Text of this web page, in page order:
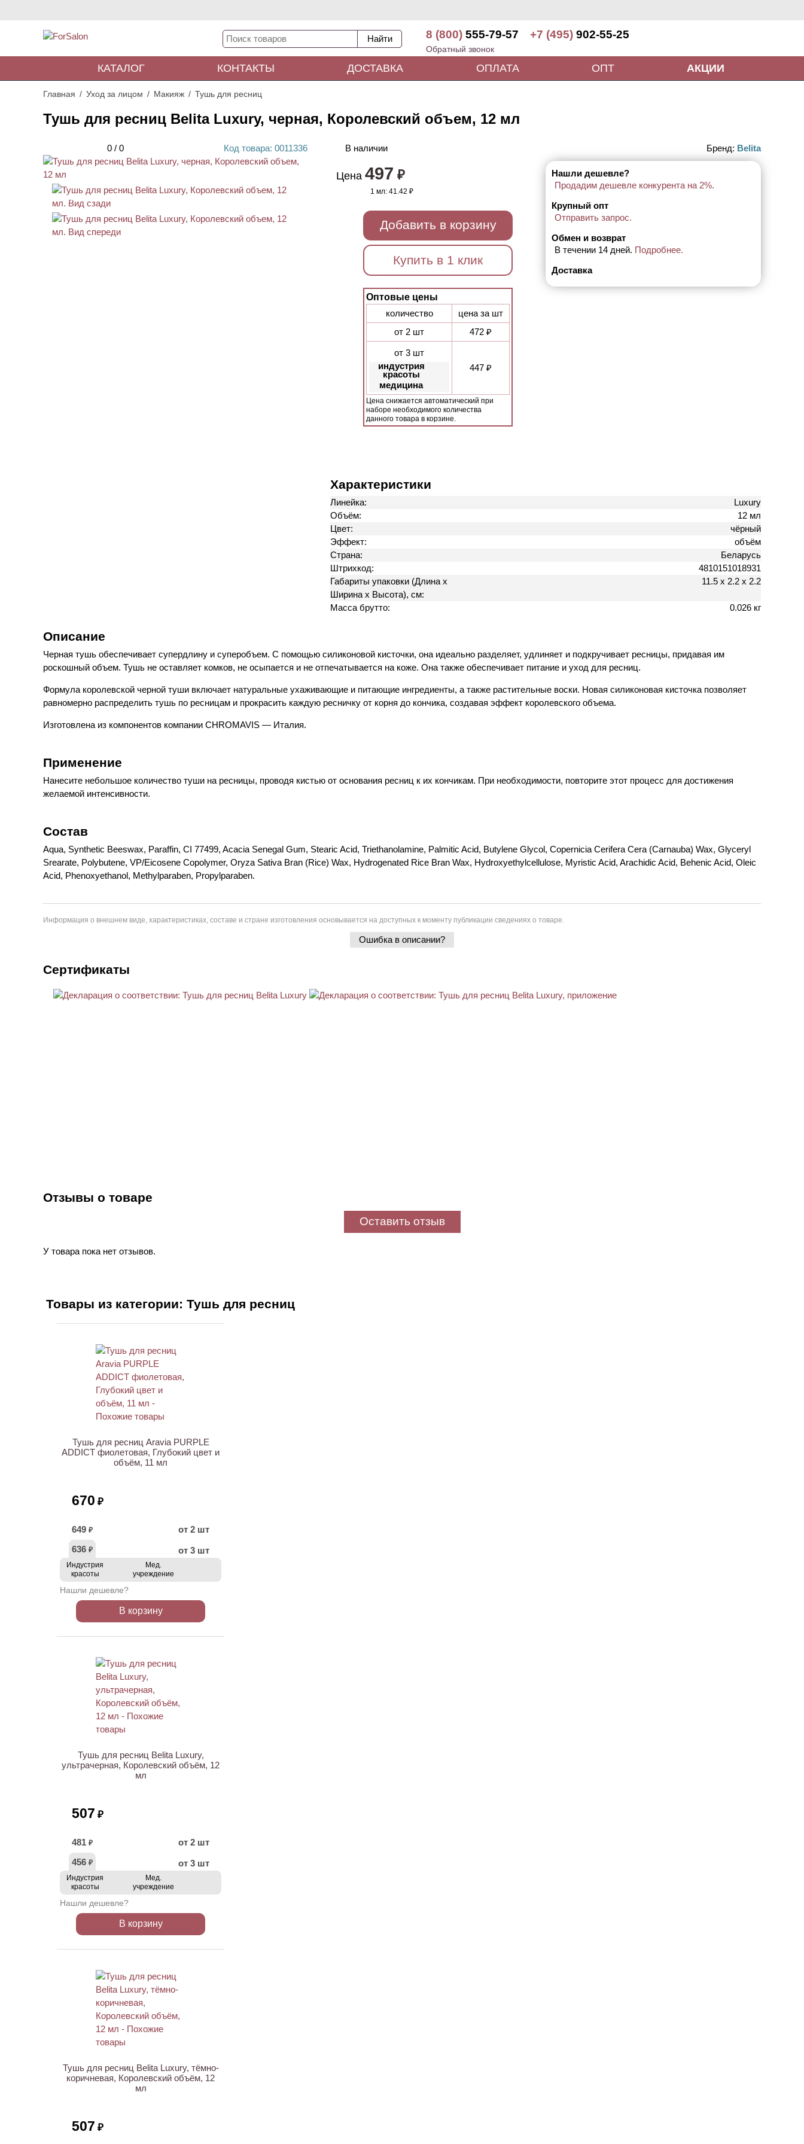
8 (800) 555-79-57 +7 (495) 902-55-25
Обратный звонок
КАТАЛОГ КОНТАКТЫ ДОСТАВКА ОПЛАТА ОПТ АКЦИИ
Главная Уход за лицом Макияж Тушь для ресниц
Тушь для ресниц Belita Luxury, черная, Королевский объем, 12 мл
0 / 0 Код товара: 0011336
НОВИНКА
В наличии Бренд: Belita
Цена 497 ₽
1 мл: 41.42 ₽
Добавить в корзину
Купить в 1 клик
Оптовые цены
количество
цена за шт
от 2 шт
472 ₽
от 3 шт
индустрия
красоты
медицина
447 ₽
Цена снижается автоматический при
наборе необходимого количества
данного товара в корзине.
Нашли дешевле?
Продадим дешевле конкурента на 2%.
Крупный опт
Отправить запрос.
Обмен и возврат
В течении 14 дней. Подробнее.
Доставка
Характеристики
Линейка:
Luxury
Объём:
12 мл
Цвет:
чёрный
Эффект:
объём
Страна:
Беларусь
Штрихкод:
4810151018931
Габариты упаковки (Длина х
Ширина х Высота), см:
11.5 х 2.2 х 2.2
Масса брутто: 0.026 кг
Описание
Черная тушь обеспечивает супердлину и суперобъем. С помощью силиконовой кисточки, она идеально разделяет, удлиняет и подкручивает ресницы, придавая им
роскошный объем. Тушь не оставляет комков, не осыпается и не отпечатывается на коже. Она также обеспечивает питание и уход для ресниц.
Формула королевской черной туши включает натуральные ухаживающие и питающие ингредиенты, а также растительные воски. Новая силиконовая кисточка позволяет
равномерно распределить тушь по ресницам и прокрасить каждую ресничку от корня до кончика, создавая эффект королевского объема.
Изготовлена из компонентов компании CHROMAVIS — Италия.
Применение
Нанесите небольшое количество туши на ресницы, проводя кистью от основания ресниц к их кончикам. При необходимости, повторите этот процесс для достижения
желаемой интенсивности.
Состав
Aqua, Synthetic Beeswax, Paraffin, CI 77499, Acacia Senegal Gum, Stearic Acid, Triethanolamine, Palmitic Acid, Butylene Glycol, Copernicia Cerifera Cera (Carnauba) Wax, Glyceryl
Srearate, Polybutene, VP/Eicosene Copolymer, Oryza Sativa Bran (Rice) Wax, Hydrogenated Rice Bran Wax, Hydroxyethylcellulose, Myristic Acid, Arachidic Acid, Behenic Acid, Oleic
Acid, Phenoxyethanol, Methylparaben, Propylparaben.
Информация о внешнем виде, характеристиках, составе и стране изготовления основывается на доступных к моменту публикации сведениях о товаре.
Ошибка в описании?
Сертификаты
Отзывы о товаре
Оставить отзыв
У товара пока нет отзывов.
Товары из категории: Тушь для ресниц
Тушь для ресниц Aravia PURPLE
ADDICT фиолетовая, Глубокий цвет и
объём, 11 мл
670 ₽
649 ₽
от 2 шт
636 ₽ от 3 шт
Индустрия
красоты
Мед.
учреждение
Нашли дешевле?
В корзину
Тушь для ресниц Belita Luxury,
ультрачерная, Королевский объём, 12
мл
507 ₽
481 ₽
от 2 шт
456 ₽ от 3 шт
Индустрия
красоты
Мед.
учреждение
Нашли дешевле?
В корзину
Тушь для ресниц Belita Luxury, тёмно-
коричневая, Королевский объём, 12
мл
507 ₽